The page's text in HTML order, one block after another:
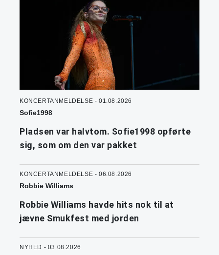
KONCERTANMELDELSE - 01.08.2026
Sofie1998
Pladsen var halvtom. Sofie1998 opførte
sig, som om den var pakket
KONCERTANMELDELSE - 06.08.2026
Robbie Williams
Robbie Williams havde hits nok til at
jævne Smukfest med jorden
NYHED - 03.08.2026